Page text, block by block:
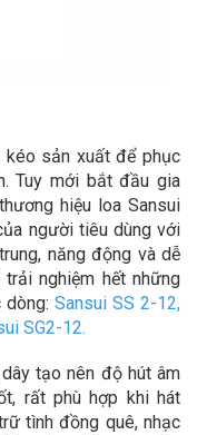
kéo sản xuất để phục
Tuy mới bắt đầu gia
hiệu loa Sansui
người tiêu dùng với
năng động và dễ
nghiệm hết những
Sansui SS 2-12,
SG2-12.
tạo nên độ hút âm
rất phù hợp khi hát
tình đồng quê, nhạc